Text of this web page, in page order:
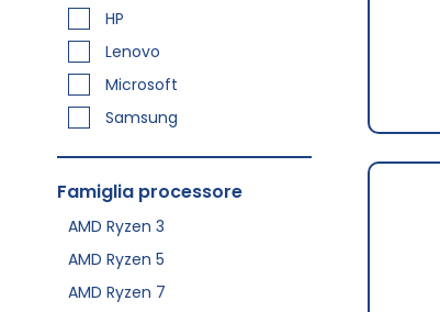
HP
Lenovo
Microsoft
Samsung
Famiglia processore
AMD Ryzen 3
AMD Ryzen 5
AMD Ryzen 7